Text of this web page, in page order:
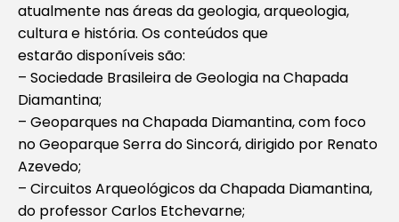
atualmente nas áreas da geologia, arqueologia,
cultura e história. Os conteúdos que
estarão disponíveis são:
– Sociedade Brasileira de Geologia na Chapada
Diamantina;
– Geoparques na Chapada Diamantina, com foco
no Geoparque Serra do Sincorá, dirigido por Renato
Azevedo;
– Circuitos Arqueológicos da Chapada Diamantina,
do professor Carlos Etchevarne;